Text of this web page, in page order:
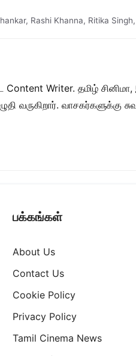
, Rashi Khanna, Ritika Singh,
Writer. தமிழ் சினிமா,
வருகிறார். வாசகர்களுக்கு
பக்கங்கள்
About Us
Contact Us
Cookie Policy
Privacy Policy
Tamil Cinema News